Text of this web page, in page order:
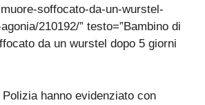
soffocato-da-un-wurstel-
210192/” testo=”Bambino di
da un wurstel dopo 5 giorni
hanno evidenziato con